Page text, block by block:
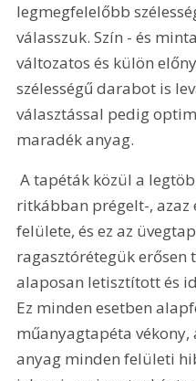
legmegfelelőbb
válasszuk. Szín - és
változatos és külön
szélességű darabot is
választással pedig
maradék anyag.
A tapéták közül a legtöbbnek selymesen matt,
ritkábban prégelt-,
felülete, és ez az
ragasztórétegük erősen
alaposan letisztított és
Ez minden esetben
műanyagtapéta
anyag minden felületi